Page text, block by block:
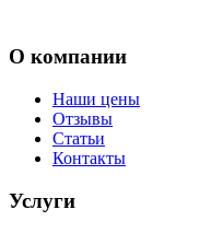
О компании
Наши цены
Отзывы
Статьи
Контакты
Услуги